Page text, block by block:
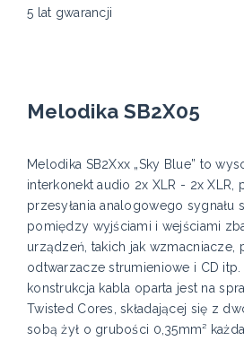
5 lat gwarancji
Melodika SB2X05
Melodika SB2Xxx „Sky Blue” to
interkonekt audio 2x XLR - 2x XLR,
przesyłania analogowego sygnału
pomiędzy wyjściami i wejściami
urządzeń, takich jak wzmacniacze,
odtwarzacze strumieniowe i CD
konstrukcja kabla oparta jest na
Twisted Cores, składającej się z
sobą żył o grubości 0,35mm²